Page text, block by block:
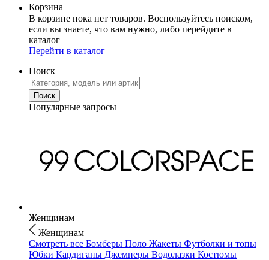
Корзина
В корзине пока нет товаров. Воспользуйтесь поиском,
если вы знаете, что вам нужно, либо перейдите в
каталог
Перейти в каталог
Поиск
Популярные запросы
Женщинам
Женщинам
Смотреть все Бомберы Поло Жакеты Футболки и топы
Юбки Кардиганы Джемперы Водолазки Костюмы